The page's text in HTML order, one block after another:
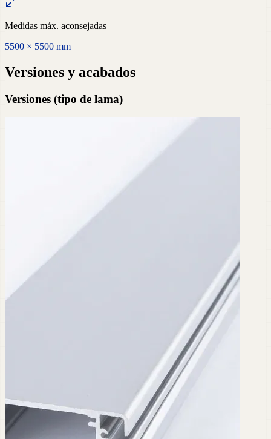
Medidas máx. aconsejadas
5500 × 5500 mm
Versiones y acabados
Versiones (tipo de lama)